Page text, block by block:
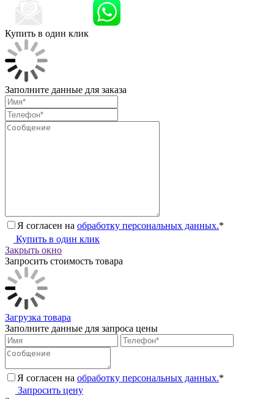
Купить в один клик
Заполните данные для заказа
Я согласен на обработку персональных данных.*
Купить в один клик
Закрыть окно
Запросить стоимость товара
Загрузка товара
Заполните данные для запроса цены
Я согласен на обработку персональных данных.*
Запросить цену